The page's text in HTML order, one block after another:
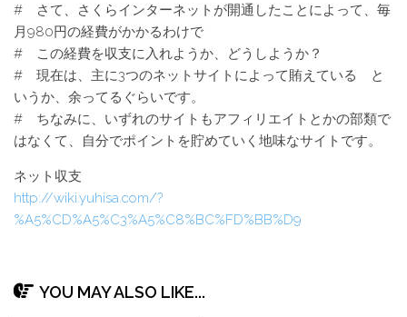
# さて、さくらインターネットが開通したことによって、毎
月980円の経費がかかるわけで
# この経費を収支に入れようか、どうしようか？
# 現在は、主に3つのネットサイトによって賄えている と
いうか、余ってるぐらいです。
# ちなみに、いずれのサイトもアフィリエイトとかの部類で
はなくて、自分でポイントを貯めていく地味なサイトです。
ネット収支
http://wiki.yuhisa.com/?
%A5%CD%A5%C3%A5%C8%BC%FD%BB%D9
YOU MAY ALSO LIKE...